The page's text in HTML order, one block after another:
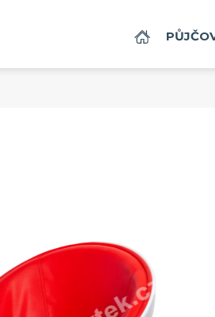
DOMŮ
Příslušenství, které